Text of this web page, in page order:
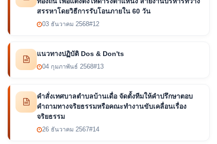
สรรหาโดยวิธีการรับโอนภายใน 60 วัน
03 ธันวาคม 2568#12
แนวทางปฏิบัติ Dos & Don'ts
04 กุมภาพันธ์ 2568#13
คำสั่งเทศบาลตำบลบ้านเดื่อ จัดตั้งทีมให้คำปรึกษาตอบ
คำถามทางจริยธรรมหรือคณะทำงานขับเคลื่อนเรื่อง
จริยธรรม
26 ธันวาคม 2567#14